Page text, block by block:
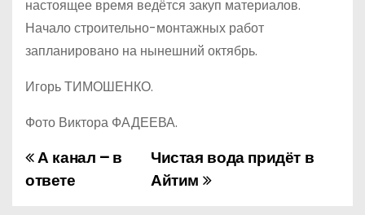
настоящее время ведётся закуп материалов.
Начало строительно-монтажных работ
запланировано на нынешний октябрь.
Игорь ТИМОШЕНКО.
Фото Виктора ФАДЕЕВА.
Н
Чистая вода придёт в
Айтим
А канал – в
ответе